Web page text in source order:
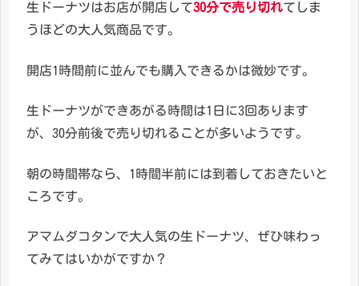
生ドーナツはお店が開店して30分で売り切れてしま
うほどの大人気商品です。
開店1時間前に並んでも購入できるかは微妙です。
生ドーナツができあがる時間は1日に3回あります
が、30分前後で売り切れることが多いようです。
朝の時間帯なら、1時間半前には到着しておきたいと
ころです。
アマムダコタンで大人気の生ドーナツ、ぜひ味わっ
てみてはいかがですか？